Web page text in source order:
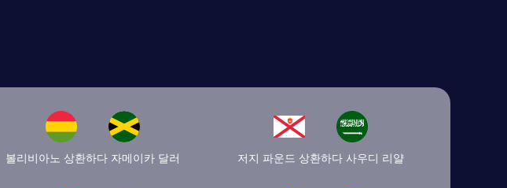
볼리비아노 상환하다 자메이카 달러 저지 파운드 상환하다 사우디 리얄